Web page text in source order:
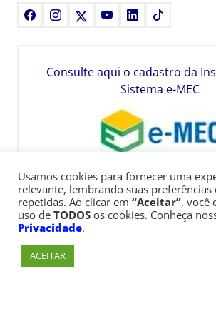
FacebookInstagram YoutubeLinkedIn
Consulte aqui o cadastro da
Sistema e-MEC
Usamos cookies para fornecer uma
relevante, lembrando suas preferências
repetidas. Ao clicar em “Aceitar”, você
uso de TODOS os cookies. Conheça
Privacidade.
ACEITAR